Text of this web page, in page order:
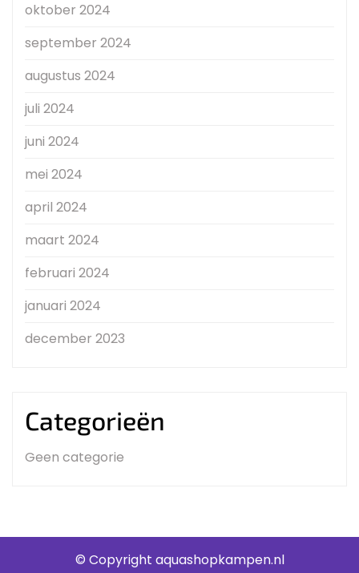
oktober 2024
september 2024
augustus 2024
juli 2024
juni 2024
mei 2024
april 2024
maart 2024
februari 2024
januari 2024
december 2023
Categorieën
Geen categorie
© Copyright aquashopkampen.nl